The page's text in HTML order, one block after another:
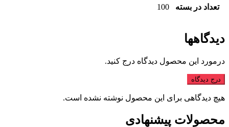
تعداد در بسته 100
دیدگاهها
درمورد این محصول دیدگاه درج کنید.
درج دیدگاه
هیچ دیدگاهی برای این محصول نوشته نشده است.
محصولات پیشنهادی